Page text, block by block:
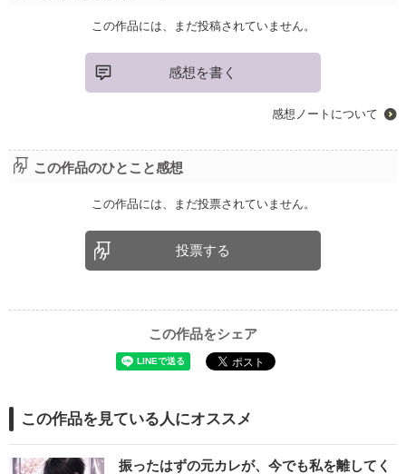
この作品には、まだ投稿されていません。
感想を書く
感想ノートについて
この作品のひとこと感想
この作品には、まだ投票されていません。
投票する
この作品をシェア
この作品を見ている人にオススメ
振ったはずの元カレが、今でも私を離してく